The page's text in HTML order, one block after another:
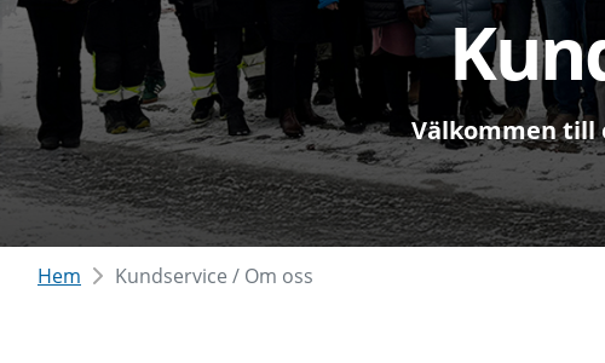
Välkommen till
Hem Kundservice / Om oss